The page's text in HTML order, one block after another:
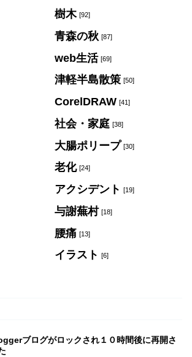
樹木 [92]
青森の秋 [87]
web生活 [69]
津軽半島散策 [50]
CorelDRAW [41]
社会・家庭 [38]
大腸ポリープ [30]
老化 [24]
アクシデント [19]
与謝蕪村 [18]
腰痛 [13]
イラスト [6]
ブログがロックされ１０時間後に再開さ